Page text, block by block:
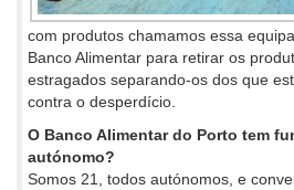
com produtos chamamos essa
Banco Alimentar para retirar os
estragados separando-os dos que
contra o desperdício.
O Banco Alimentar do Porto tem
autónomo?
Somos 21, todos autónomos, e